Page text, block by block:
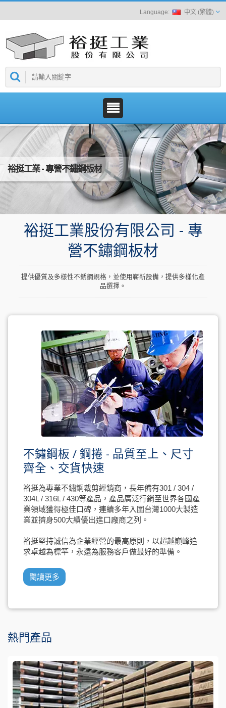
中文 (繁體)
裕挺工業 - 專營不鏽鋼板材
裕挺工業股份有限公司 - 專
營不鏽鋼板材
提供優質及多樣性不銹鋼規格，並使用嶄新設備，提供多樣化產
品選擇。
不鏽鋼板 / 鋼捲 - 品質至上、尺寸
齊全、交貨快速
裕挺為專業不鏽鋼裁剪經銷商，長年備有301 / 304 /
304L / 316L / 430等產品，產品廣泛行銷至世界各國產
業領域獲得極佳口碑，連續多年入圍台灣1000大製造
業並擠身500大績優出進口廠商之列。
裕挺堅持誠信為企業經營的最高原則，以超越巔峰追
求卓越為標竿，永遠為服務客戶做最好的準備。
閱讀更多
熱門產品